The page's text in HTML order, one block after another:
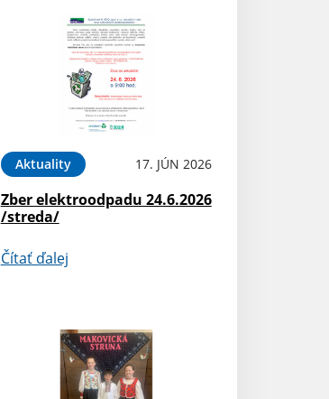
Aktuality 17. JÚN 2026
Zber elektroodpadu 24.6.2026
/streda/
Čítať ďalej